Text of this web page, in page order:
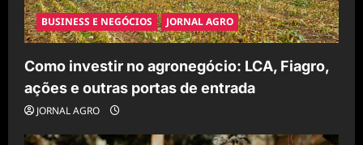
BUSINESS E NEGÓCIOS JORNAL AGRO
Como investir no agronegócio: LCA, Fiagro,
ações e outras portas de entrada
JORNAL AGRO